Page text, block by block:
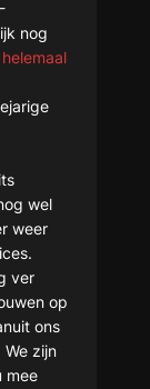
nog
wel
weer
ver
op
ons
zijn
mee